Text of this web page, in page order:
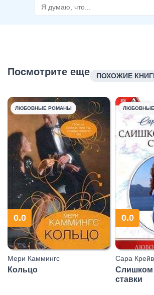
Посмотрите еще ПОХОЖИЕ
ЛЮБОВНЫЕ РОМАНЫ
0.0
Мери Каммингс
Кольцо
0.0
Сара
Слишком
ставки